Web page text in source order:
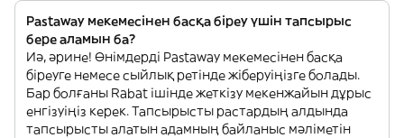
Pastaway мекемесінен басқа біреу үшін тапсырыс
бере аламын ба?
Иә, әрине! Өнімдерді Pastaway мекемесінен басқа
біреуге немесе сыйлық ретінде жіберуіңізге болады.
Бар болғаны Rabat ішінде жеткізу мекенжайын дұрыс
енгізуіңіз керек. Тапсырысты растардың алдында
тапсырысты алатын адамның байланыс мәліметін